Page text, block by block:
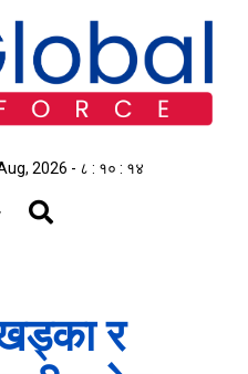
2026 - ८ : १० : १५
र